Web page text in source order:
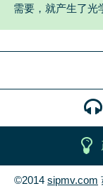
需要，就产生了光
©2014 sipmv.com